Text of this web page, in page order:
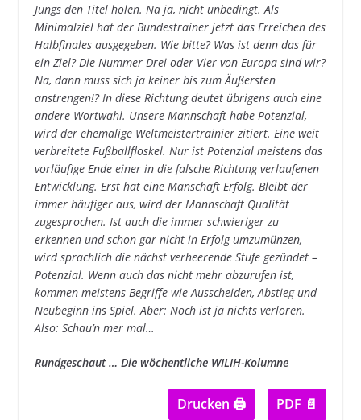
Jungs den Titel holen. Na ja, nicht unbedingt. Als
Minimalziel hat der Bundestrainer jetzt das Erreichen des
Halbfinales ausgegeben. Wie bitte? Was ist denn das für
ein Ziel? Die Nummer Drei oder Vier von Europa sind wir?
Na, dann muss sich ja keiner bis zum Äußersten
anstrengen!? In diese Richtung deutet übrigens auch eine
andere Wortwahl. Unsere Mannschaft habe Potenzial,
wird der ehemalige Weltmeistertrainier zitiert. Eine weit
verbreitete Fußballfloskel. Nur ist Potenzial meistens das
vorläufige Ende einer in die falsche Richtung verlaufenen
Entwicklung. Erst hat eine Manschaft Erfolg. Bleibt der
immer häufiger aus, wird der Mannschaft Qualität
zugesprochen. Ist auch die immer schwieriger zu
erkennen und schon gar nicht in Erfolg umzumünzen,
wird sprachlich die nächst verheerende Stufe gezündet –
Potenzial. Wenn auch das nicht mehr abzurufen ist,
kommen meistens Begriffe wie Ausscheiden, Abstieg und
Neubeginn ins Spiel. Aber: Noch ist ja nichts verloren.
Also: Schau’n mer mal…
Rundgeschaut … Die wöchentliche WILIH-Kolumne
Drucken 🖨 PDF 📄